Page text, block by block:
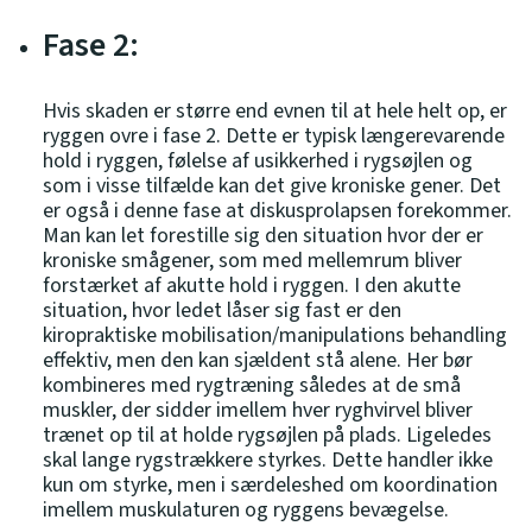
Fase 2:
Hvis skaden er større end evnen til at hele helt op, er
ryggen ovre i fase 2. Dette er typisk længerevarende
hold i ryggen, følelse af usikkerhed i rygsøjlen og
som i visse tilfælde kan det give kroniske gener. Det
er også i denne fase at diskusprolapsen forekommer.
Man kan let forestille sig den situation hvor der er
kroniske smågener, som med mellemrum bliver
forstærket af akutte hold i ryggen. I den akutte
situation, hvor ledet låser sig fast er den
kiropraktiske mobilisation/manipulations behandling
effektiv, men den kan sjældent stå alene. Her bør
kombineres med rygtræning således at de små
muskler, der sidder imellem hver ryghvirvel bliver
trænet op til at holde rygsøjlen på plads. Ligeledes
skal lange rygstrækkere styrkes. Dette handler ikke
kun om styrke, men i særdeleshed om koordination
imellem muskulaturen og ryggens bevægelse.